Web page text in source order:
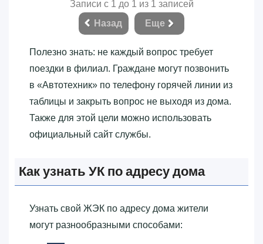
Записи с 1 до 1 из 1 записей
Назад
Еще
Полезно знать: не каждый вопрос требует
поездки в филиал. Граждане могут позвонить
в «‎Автотехник»‎ по телефону горячей линии из
таблицы и закрыть вопрос не выходя из дома.
Также для этой цели можно использовать
официальный сайт службы.
Как узнать УК по адресу дома
Узнать свой ЖЭК по адресу дома жители
могут разнообразными способами: